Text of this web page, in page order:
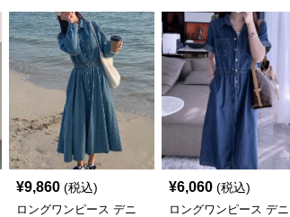
¥9,860 (税込)
ロングワンピース デニ
¥6,060 (税込)
ロングワンピース デニ